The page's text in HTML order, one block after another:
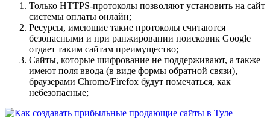
Только HTTPS-протоколы позволяют установить на сайт
системы оплаты онлайн;
Ресурсы, имеющие такие протоколы считаются
безопасными и при ранжировании поисковик Google
отдает таким сайтам преимущество;
Сайты, которые шифрование не поддерживают, а также
имеют поля ввода (в виде формы обратной связи),
браузерами Chrome/Firefox будут помечаться, как
небезопасные;